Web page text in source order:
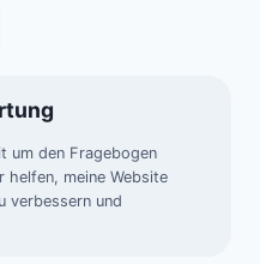
um den Fragebogen
helfen, meine Website
verbessern und